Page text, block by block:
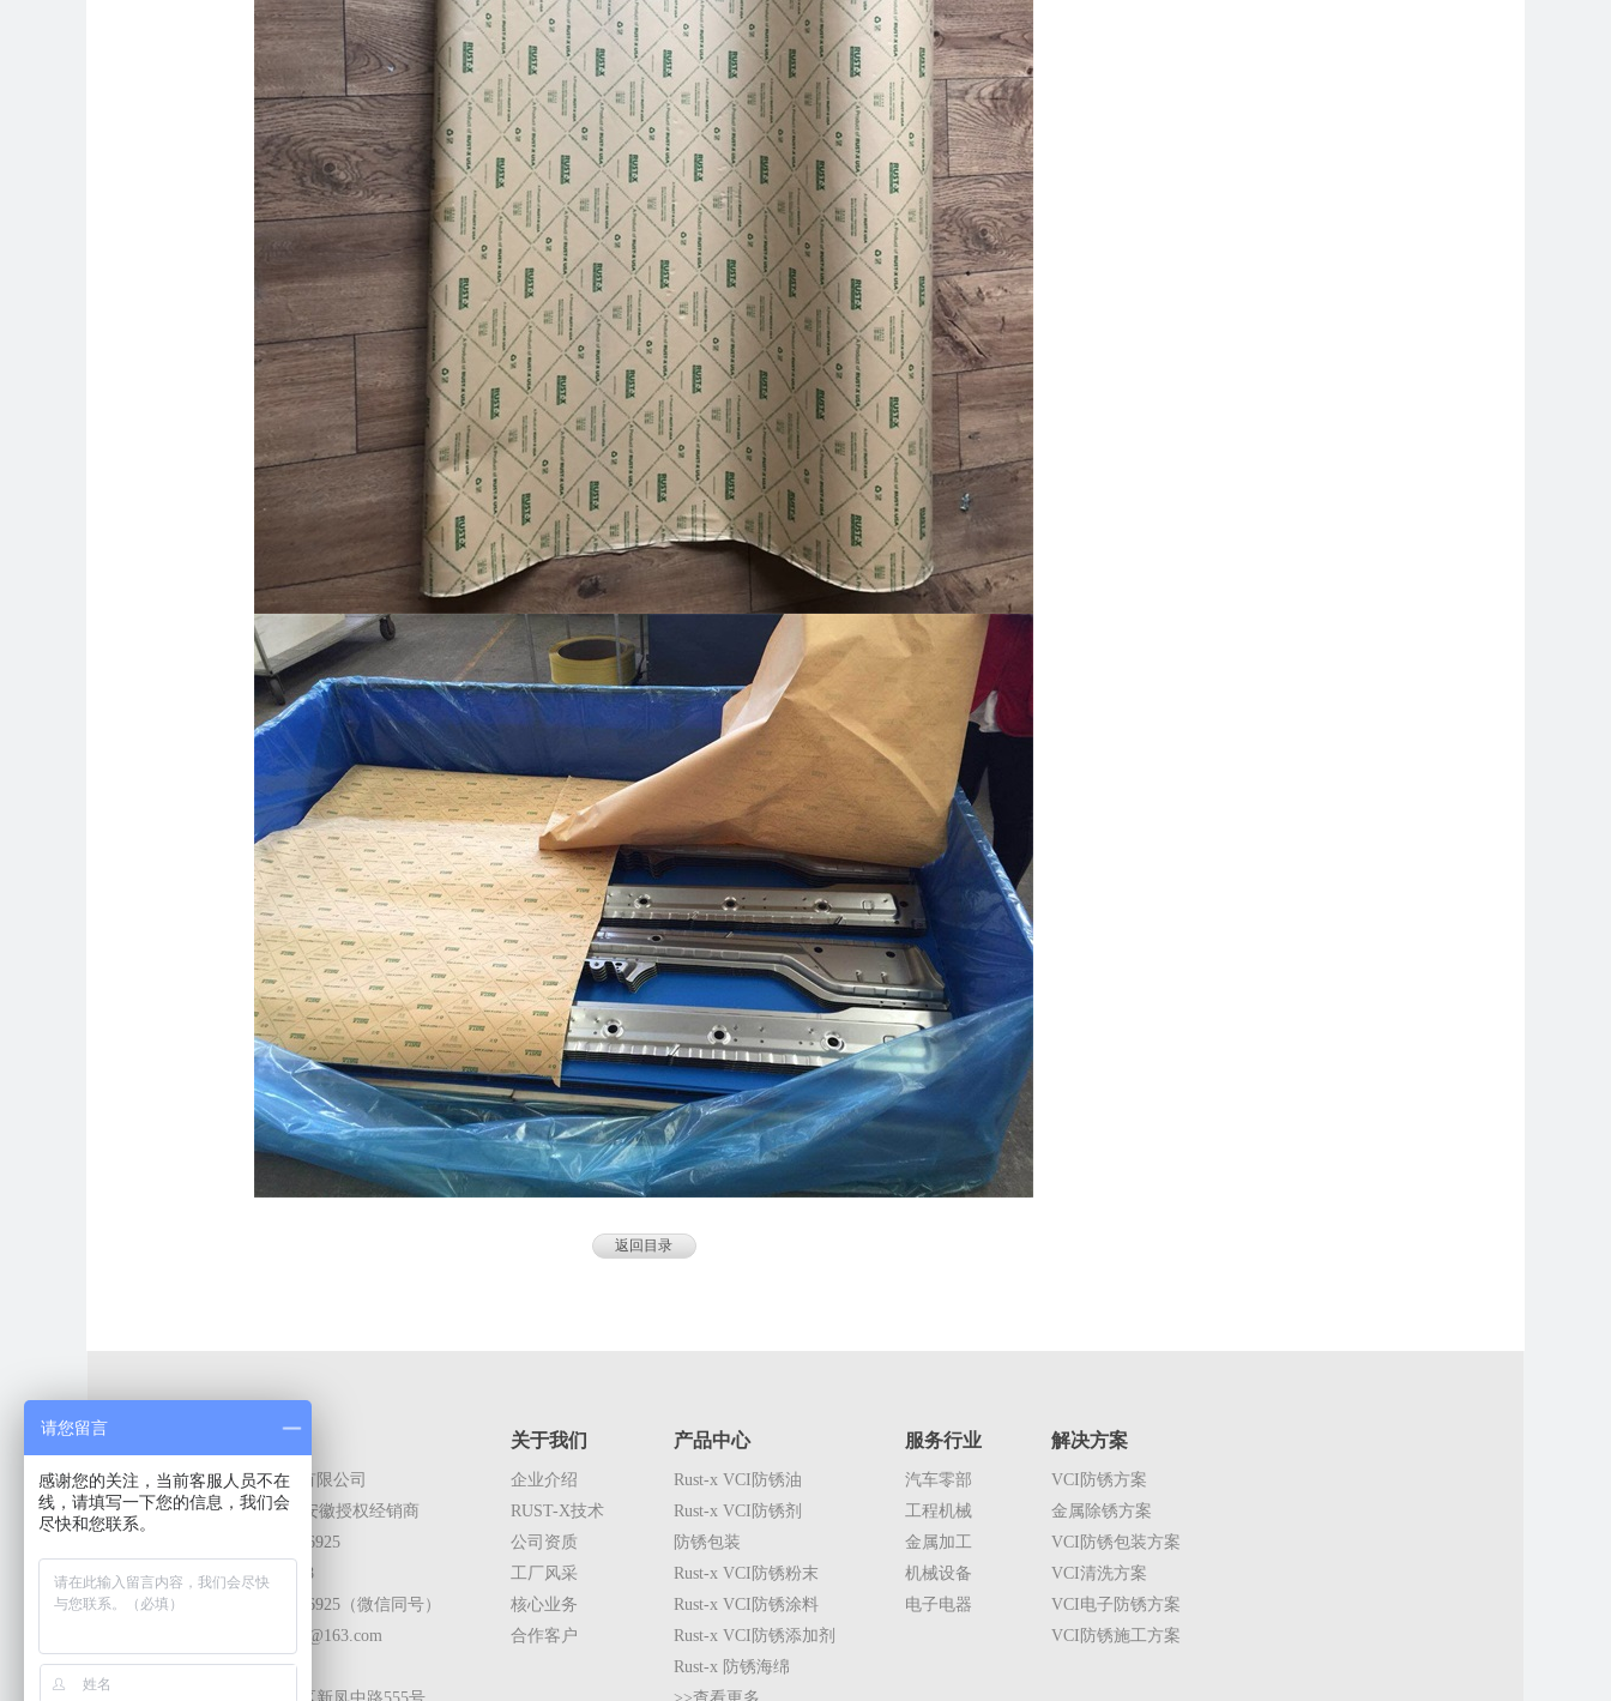
返回目录
上海筠森包装材料有限公司
RUST-X上海,江苏,安徽授权经销商
电话：+86-13916136925
传真：021-60130708
手机：+86-13916136925（微信同号）
邮箱：13916136925@163.com
Q Q：1249655172
关于我们
企业介绍
RUST-X技术
公司资质
工厂风采
核心业务
合作客户
产品中心
Rust-x VCI防锈油
Rust-x VCI防锈剂
防锈包装
Rust-x VCI防锈粉末
Rust-x VCI防锈涂料
Rust-x VCI防锈添加剂
Rust-x 防锈海绵
服务行业
汽车零部
工程机械
金属加工
机械设备
电子电器
解决方案
VCI防锈方案
金属除锈方案
VCI防锈包装方案
VCI清洗方案
VCI电子防锈方案
VCI防锈施工方案
请您留言
感谢您的关注，当前客服人员不在
线，请填写一下您的信息，我们会
尽快和您联系。